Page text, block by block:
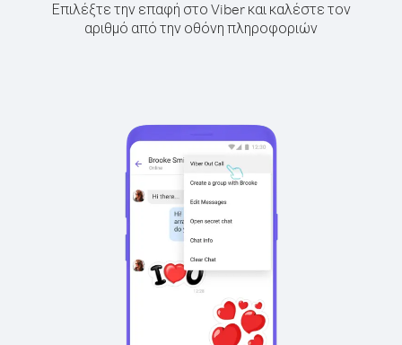
Επιλέξτε την επαφή στο Viber και καλέστε τον
αριθμό από την οθόνη πληροφοριών